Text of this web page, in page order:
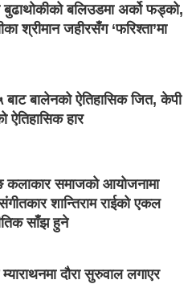
बुढाथोकीको बलिउडमा अर्को फड्को,
श्रीमान जहीरसँग ‘फरिश्ता’मा
बाट बालेनको ऐतिहासिक जित, केपी
ऐतिहासिक हार
कलाकार समाजको आयोजनामा
संगीतकार शान्तिराम राईको एकल
साँझ हुने
दौरा सुरुवाल लगाएर